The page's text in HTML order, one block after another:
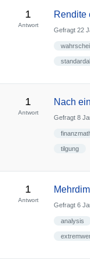
1
Antwort
Rendite
Gefragt 22
1
Antwort
Nach
Gefragt 8
tilgung
1
Antwort
Gefragt 6
analysis